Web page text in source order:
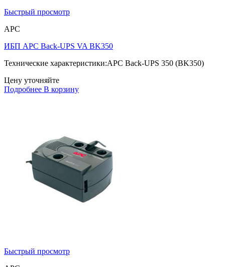
Быстрый просмотр
APC
ИБП APC Back-UPS VA BK350
Технические характеристики:APC Back-UPS 350 (BK350)
Цену уточняйте
Подробнее В корзину
Быстрый просмотр